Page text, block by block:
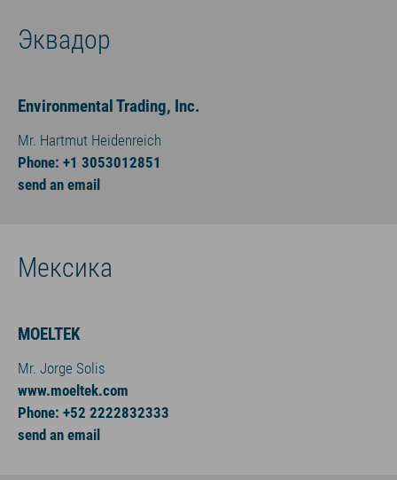
Эквадор
Environmental Trading, Inc.
Mr. Hartmut Heidenreich
Phone: +1 3053012851
send an email
Мексика
MOELTEK
Mr. Jorge Solis
www.moeltek.com
Phone: +52 2222832333
send an email